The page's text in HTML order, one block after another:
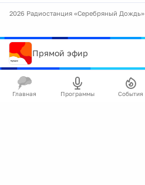
2026 Радиостанция «Серебряный Дождь»
Прямой эфир
Главная Программы События